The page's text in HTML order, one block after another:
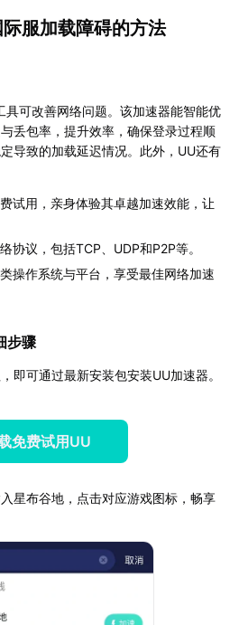
服加载障碍的方法
具可改善网络问题。该加速器能智能优
丢包率，提升效率，确保登录过程顺
导致的加载延迟情况。此外，UU还有
试用，亲身体验其卓越加速效能，让
协议，包括TCP、UDP和P2P等。
操作系统与平台，享受最佳网络加速
步骤
即可通过最新安装包安装UU加速器。
免费试用UU
星布谷地，点击对应游戏图标，畅享